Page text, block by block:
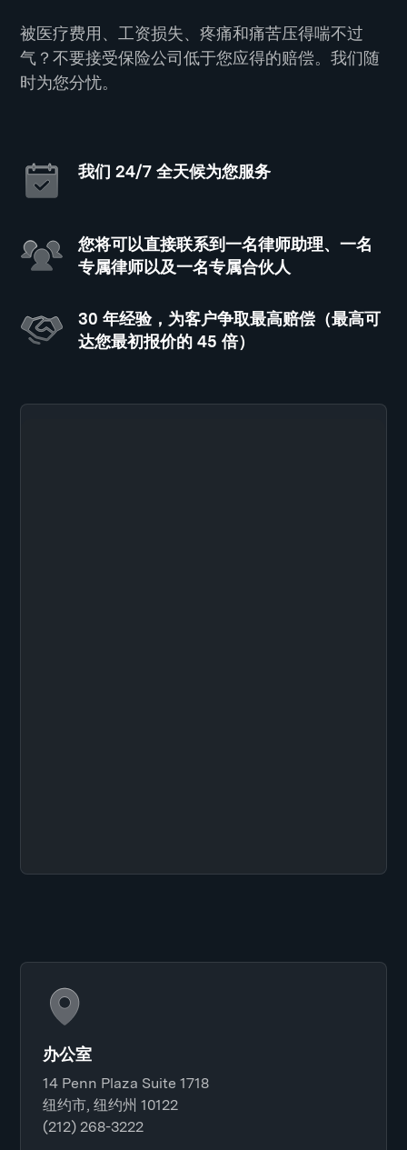
被医疗费用、工资损失、疼痛和痛苦压得喘不过
气？不要接受保险公司低于您应得的赔偿。我们随
时为您分忧。
我们 24/7 全天候为您服务
您将可以直接联系到一名律师助理、一名
专属律师以及一名专属合伙人
30 年经验，为客户争取最高赔偿（最高可
达您最初报价的 45 倍）
办公室
14 Penn Plaza Suite 1718
纽约市, 纽约州 10122
(212) 268-3222